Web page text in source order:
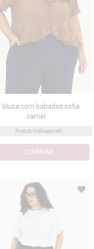
blusa com babados sofia
camel
Produto Indisponível
COMPRAR